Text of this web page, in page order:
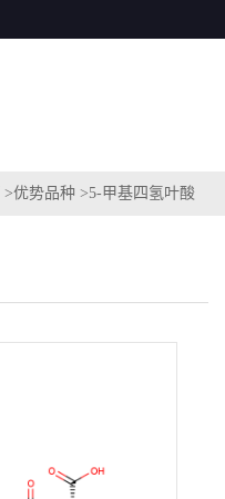
>优势品种 >5-甲基四氢叶酸